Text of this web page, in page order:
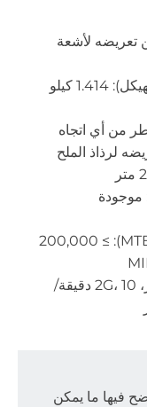
تعريضه لأشعة
مقاومة العزل (نهاية الإدخال والهيكل): 1.414 كيلو
من أي اتجاه
لرذاذ الملح
موجودة
متوسط الوقت بين الأعطال (MTBF): ≥ 200,000
مقاومة الزلازل: 10 ~ 500 هرتز، 2G، 10 دقيقة/
فيها ما يمكن